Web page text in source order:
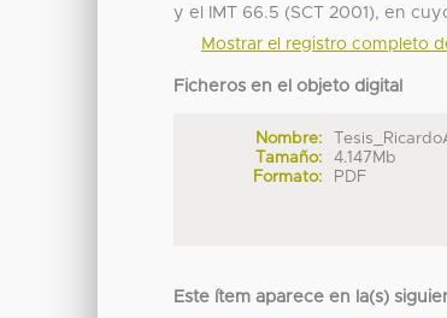
y el IMT 66.5 (SCT 2001), en
Mostrar el registro completo
Ficheros en el objeto digital
Nombre:
Tamaño:
4.147Mb
Formato:
PDF
Este ítem aparece en la(s)